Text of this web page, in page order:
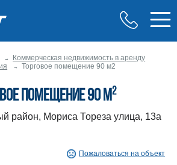
Коммерческая недвижимость в аренду
Торговое помещение 90 м2
помещение 90 м2
район, Мориса Тореза улица, 13а
Пожаловаться на объект